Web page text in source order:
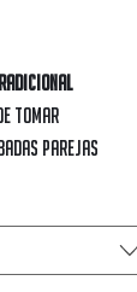
tomar
parejas
los días
buscan un